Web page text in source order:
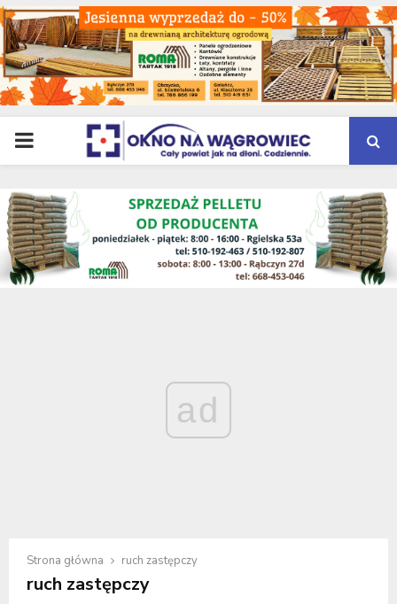
PRIMARY
MENU
ad
Strona główna ruch zastępczy
ruch zastępczy